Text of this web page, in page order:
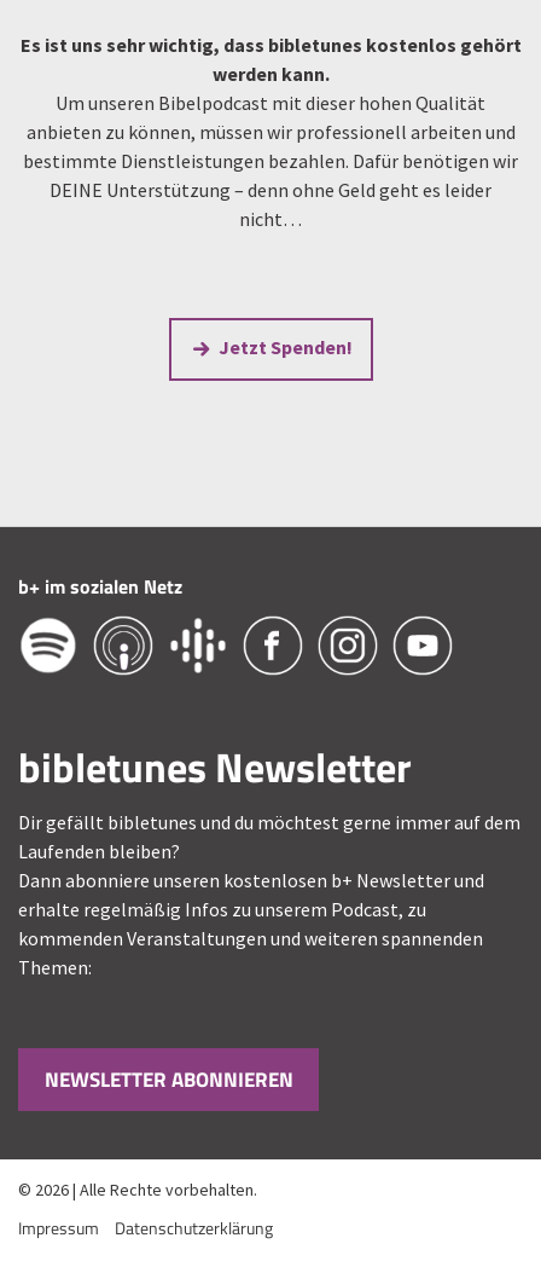
Es ist uns sehr wichtig, dass bibletunes kostenlos gehört
werden kann.
Um unseren Bibelpodcast mit dieser hohen Qualität
anbieten zu können, müssen wir professionell arbeiten und
bestimmte Dienstleistungen bezahlen. Dafür benötigen wir
DEINE Unterstützung – denn ohne Geld geht es leider
nicht…
Jetzt Spenden!
b+ im sozialen Netz
bibletunes Newsletter
Dir gefällt bibletunes und du möchtest gerne immer auf dem
Laufenden bleiben?
Dann abonniere unseren kostenlosen b+ Newsletter und
erhalte regelmäßig Infos zu unserem Podcast, zu
kommenden Veranstaltungen und weiteren spannenden
Themen:
NEWSLETTER ABONNIEREN
© 2026 | Alle Rechte vorbehalten.
Impressum Datenschutzerklärung